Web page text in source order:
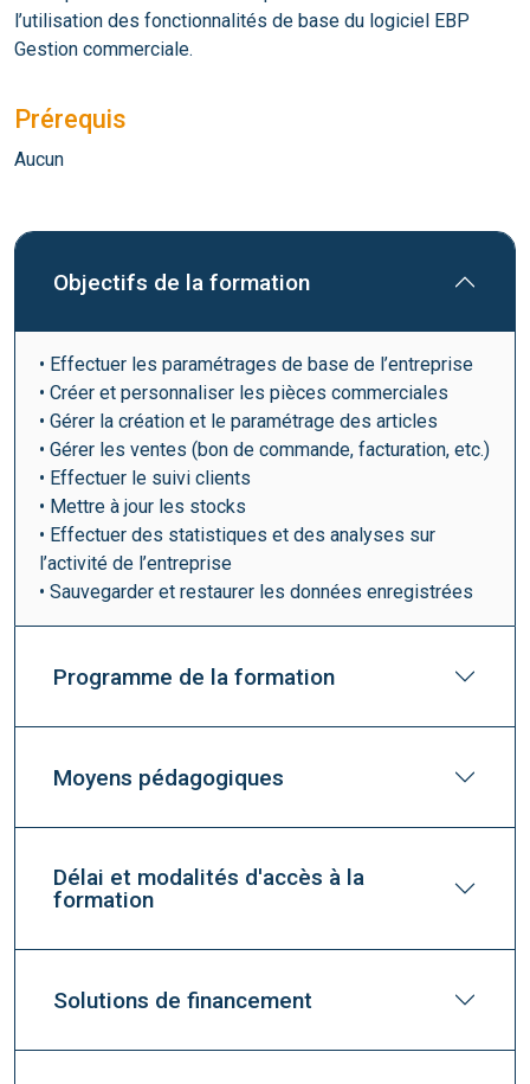
l’utilisation des fonctionnalités de base du logiciel EBP
Gestion commerciale.
Prérequis
Aucun
Objectifs de la formation
• Effectuer les paramétrages de base de l’entreprise
• Créer et personnaliser les pièces commerciales
• Gérer la création et le paramétrage des articles
• Gérer les ventes (bon de commande, facturation, etc.)
• Effectuer le suivi clients
• Mettre à jour les stocks
• Effectuer des statistiques et des analyses sur
l’activité de l’entreprise
• Sauvegarder et restaurer les données enregistrées
Programme de la formation
Moyens pédagogiques
Délai et modalités d'accès à la
formation
Solutions de financement